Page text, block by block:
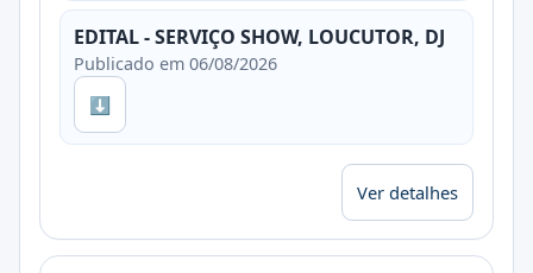
EDITAL - SERVIÇO SHOW, LOUCUTOR, DJ
Publicado em 06/08/2026
⬇
Ver detalhes